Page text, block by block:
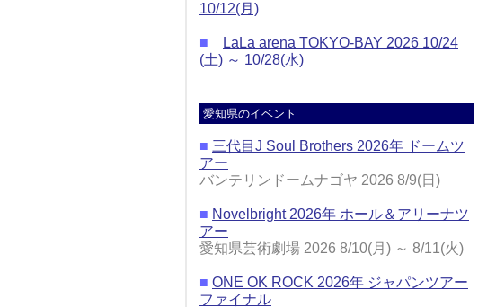
10/12(月)
■
LaLa arena TOKYO-BAY 2026 10/24
(土) ～ 10/28(水)
愛知県のイベント
■ 三代目J Soul Brothers 2026年 ドームツ
アー
バンテリンドームナゴヤ 2026 8/9(日)
■ Novelbright 2026年 ホール＆アリーナツ
アー
愛知県芸術劇場 2026 8/10(月) ～ 8/11(火)
■ ONE OK ROCK 2026年 ジャパンツアー
ファイナル